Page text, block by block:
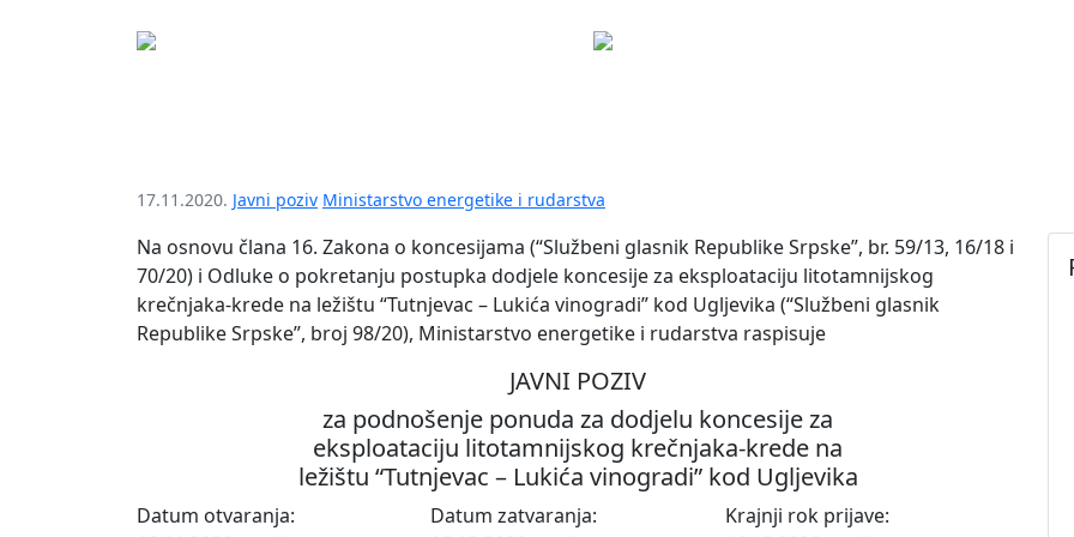
17.11.2020. Javni poziv Ministarstvo energetike i rudarstva
Na osnovu člana 16. Zakona o koncesijama (“Službeni glasnik Republike Srpske”, br. 59/13, 16/18 i
70/20) i Odluke o pokretanju postupka dodjele koncesije za eksploataciju litotamnijskog
krečnjaka-krede na ležištu “Tutnjevac – Lukića vinogradi” kod Ugljevika (“Službeni glasnik
Republike Srpske”, broj 98/20), Ministarstvo energetike i rudarstva raspisuje
JAVNI POZIV
za podnošenje ponuda za dodjelu koncesije za
eksploataciju litotamnijskog krečnjaka-krede na
ležištu “Tutnjevac – Lukića vinogradi” kod Ugljevika
Datum otvaranja:
Datum zatvaranja:
Krajnji rok prijave: